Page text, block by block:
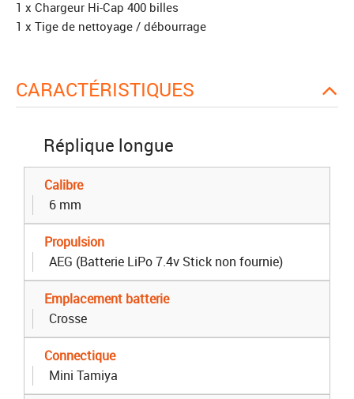
1 x Chargeur Hi-Cap 400 billes
1 x Tige de nettoyage / débourrage
CARACTÉRISTIQUES
Réplique longue
Calibre
6 mm
Propulsion
AEG (Batterie LiPo 7.4v Stick non fournie)
Emplacement batterie
Crosse
Connectique
Mini Tamiya